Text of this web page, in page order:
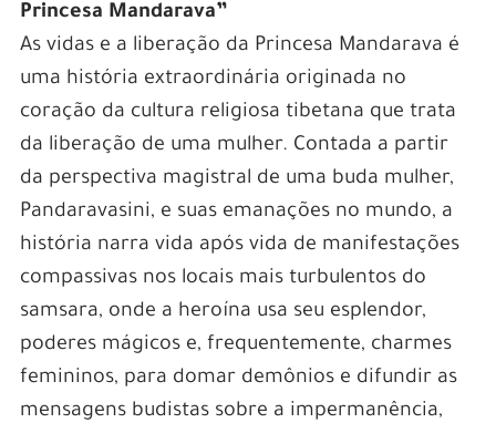
Princesa Mandarava”
As vidas e a liberação da Princesa Mandarava é
uma história extraordinária originada no
coração da cultura religiosa tibetana que trata
da liberação de uma mulher. Contada a partir
da perspectiva magistral de uma buda mulher,
Pandaravasini, e suas emanações no mundo, a
história narra vida após vida de manifestações
compassivas nos locais mais turbulentos do
samsara, onde a heroína usa seu esplendor,
poderes mágicos e, frequentemente, charmes
femininos, para domar demônios e difundir as
mensagens budistas sobre a impermanência,